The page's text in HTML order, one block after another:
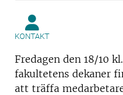
KONTAKT
Fredagen den 18/10
fakultetens dekaner
att träffa